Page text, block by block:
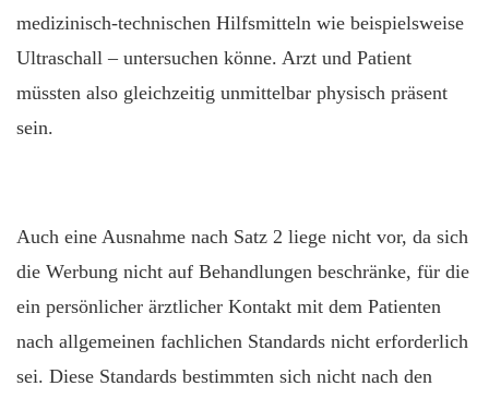
medizinisch-technischen Hilfsmitteln wie beispielsweise
Ultraschall – untersuchen könne. Arzt und Patient
müssten also gleichzeitig unmittelbar physisch präsent
sein.
Auch eine Ausnahme nach Satz 2 liege nicht vor, da sich
die Werbung nicht auf Behandlungen beschränke, für die
ein persönlicher ärztlicher Kontakt mit dem Patienten
nach allgemeinen fachlichen Standards nicht erforderlich
sei. Diese Standards bestimmten sich nicht nach den